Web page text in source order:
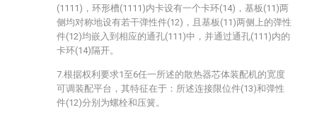
(1111)，环形槽(1111)内卡设有一个卡环(14)，基板(11)两
侧均对称地设有若干弹性件(12)，且基板(11)两侧上的弹性
件(12)均嵌入到相应的通孔(111)中，并通过通孔(111)内的
卡环(14)隔开。
7.根据权利要求1至6任一所述的散热器芯体装配机的宽度
可调装配平台，其特征在于：所述连接限位件(13)和弹性
件(12)分别为螺栓和压簧。